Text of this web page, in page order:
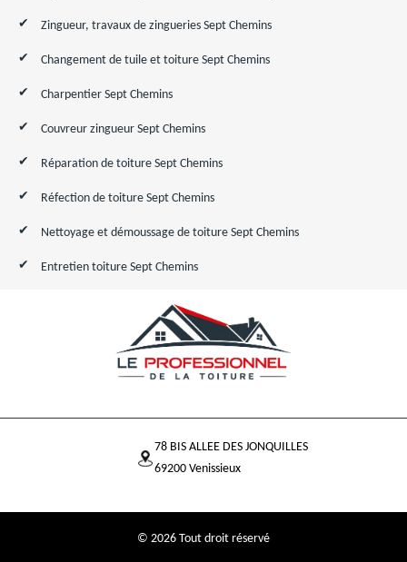
Zingueur, travaux de zingueries Sept Chemins
Changement de tuile et toiture Sept Chemins
Charpentier Sept Chemins
Couvreur zingueur Sept Chemins
Réparation de toiture Sept Chemins
Réfection de toiture Sept Chemins
Nettoyage et démoussage de toiture Sept Chemins
Entretien toiture Sept Chemins
78 BIS ALLEE DES JONQUILLES
69200 Venissieux
© 2026 Tout droit réservé